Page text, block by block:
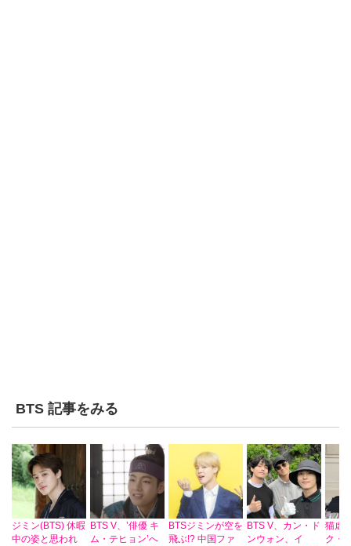
BTS 記事をみる
ジミン(BTS) 休暇
中の姿と思われ
BTS V、’俳優 キ
ム・テヒョン’へ
BTSジミンが空を
飛ぶ!? 中国ファ
BTS V、カン・ド
ンウォン、イ
猫虐
ク・